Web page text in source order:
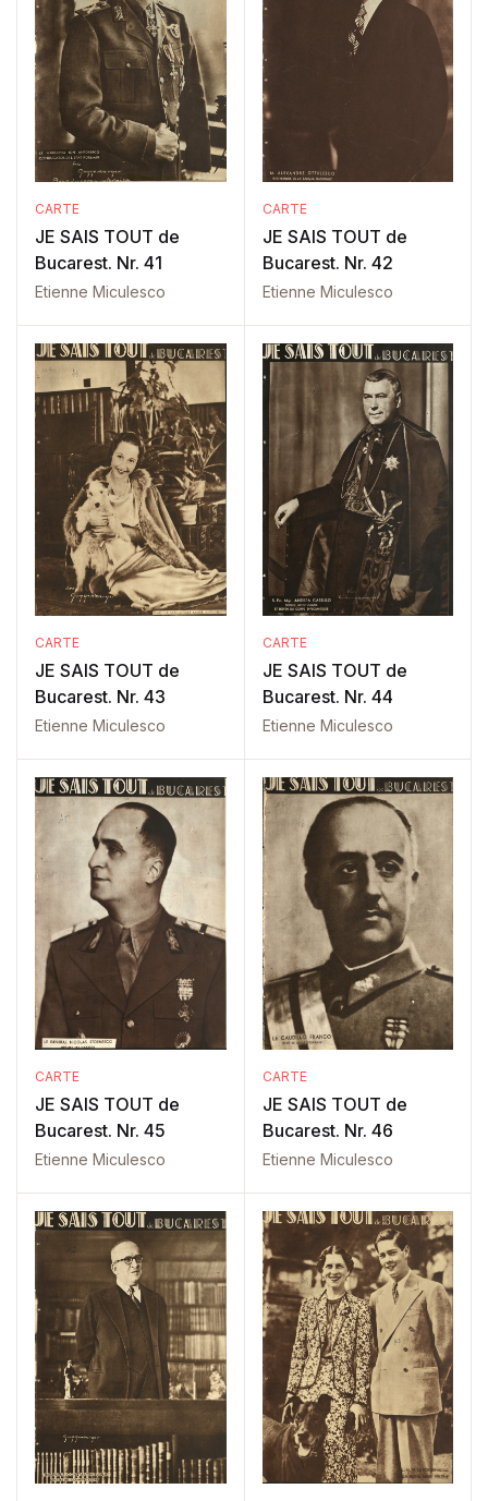
CARTE
JE SAIS TOUT de
Bucarest. Nr. 41
Etienne Miculesco
CARTE
JE SAIS TOUT de
Bucarest. Nr. 42
Etienne Miculesco
CARTE
JE SAIS TOUT de
Bucarest. Nr. 43
Etienne Miculesco
CARTE
JE SAIS TOUT de
Bucarest. Nr. 44
Etienne Miculesco
CARTE
JE SAIS TOUT de
Bucarest. Nr. 45
Etienne Miculesco
CARTE
JE SAIS TOUT de
Bucarest. Nr. 46
Etienne Miculesco